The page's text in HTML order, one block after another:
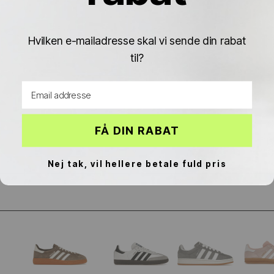
Hvilken e-mailadresse skal vi sende din rabat
til?
FÅ DIN RABAT
Nej tak, vil hellere betale fuld pris